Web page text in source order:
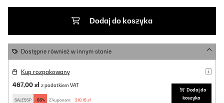
Dodaj do koszyka
Dostępne również w innym stanie
Kup rozpakowany
467,00 zł z podatkiem VAT
SALE55P -55% Z kuponem: 210,15 zł
Dodaj do
koszyka